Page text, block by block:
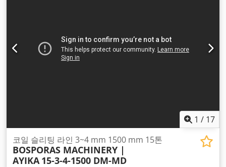
1 / 17
코일 슬리팅 라인 3~4 mm 1500 mm 15톤
BOSPORAS MACHINERY |
AYIKA 15-3-4-1500 DM-MD